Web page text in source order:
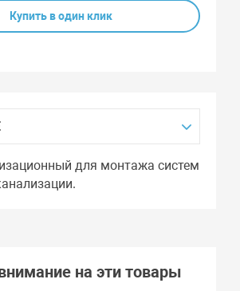
Купить в один клик
для монтажа систем
на эти товары